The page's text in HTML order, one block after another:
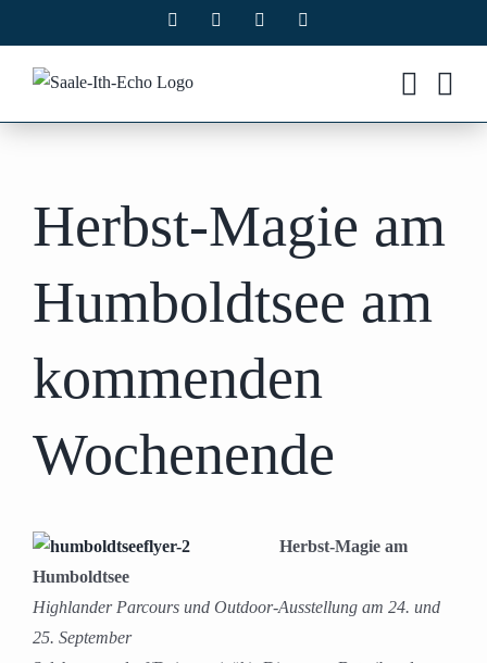
Inhalt
springen
Facebook Instagram
Herbst-Magie am
Humboldtsee am
kommenden
Wochenende
Herbst-Magie am
Humboldtsee
Highlander Parcours und Outdoor-Ausstellung am 24. und
25. September